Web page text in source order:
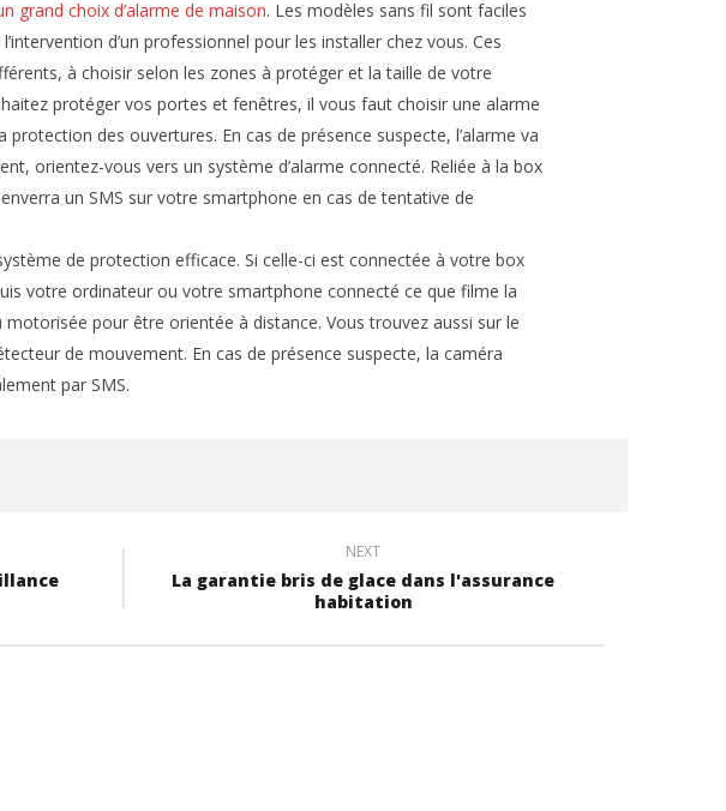
grand choix d’alarme de maison. Les modèles sans fil sont faciles
d’un professionnel pour les installer chez vous. Ces
à choisir selon les zones à protéger et la taille de votre
protéger vos portes et fenêtres, il vous faut choisir une alarme
protection des ouvertures. En cas de présence suspecte, l’alarme va
orientez-vous vers un système d’alarme connecté. Reliée à la box
un SMS sur votre smartphone en cas de tentative de
de protection efficace. Si celle-ci est connectée à votre box
votre ordinateur ou votre smartphone connecté ce que filme la
pour être orientée à distance. Vous trouvez aussi sur le
de mouvement. En cas de présence suspecte, la caméra
par SMS.
NEXT
La garantie bris de glace dans l'assurance
habitation